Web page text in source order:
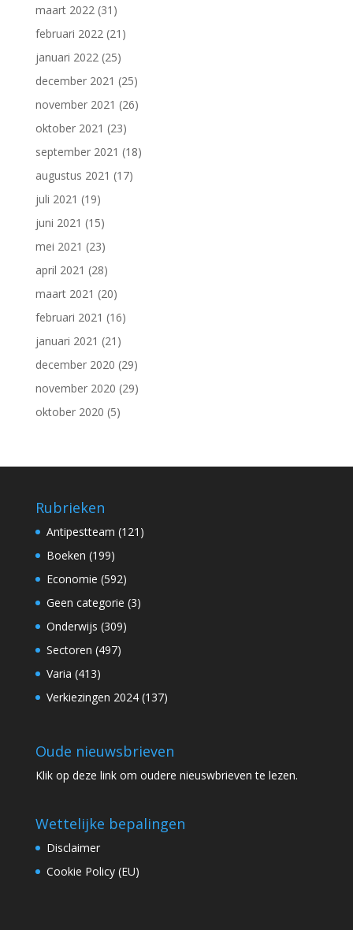
maart 2022(31)
februari 2022(21)
januari 2022(25)
december 2021 (25)
november 2021 (26)
oktober 2021 (23)
september 2021 (18)
augustus 2021 (17)
juli 2021 (19)
juni 2021 (15)
mei 2021 (23)
april 2021 (28)
maart 2021 (20)
februari 2021 (16)
januari 2021 (21)
december 2020 (29)
november 2020 (29)
oktober 2020 (5)
Rubrieken
Antipestteam (121)
Boeken (199)
Economie (592)
Geen categorie (3)
Onderwijs (309)
Sectoren (497)
Varia (413)
Verkiezingen 2024(137)
Oude nieuwsbrieven
Klik op deze link om oudere nieuswbrieven te lezen.
Wettelijke bepalingen
Disclaimer
Cookie Policy (EU)